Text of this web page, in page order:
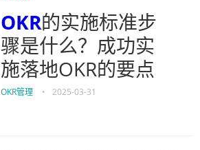
OKR的实施标准步
骤是什么？成功实
施落地OKR的要点
OKR管理 • 2025-03-31